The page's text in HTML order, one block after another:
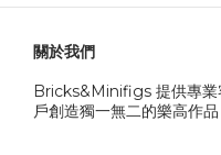
關於我們
Bricks&Minifigs 提供專業
戶創造獨一無二的樂高作品